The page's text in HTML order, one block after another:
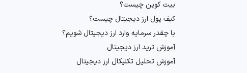
خروج مناسب را شناسایی کنند. در ادامه، این تحلیل‌ها با توجه به سبک‌ها و
بیت کوین چیست؟
کیف پول ارز دیجیتال چیست؟
با چقدر سرمایه وارد ارز دیجیتال شویم؟
آموزش ترید ارز دیجیتال
آموزش تحلیل تکنیکال ارز دیجیتال